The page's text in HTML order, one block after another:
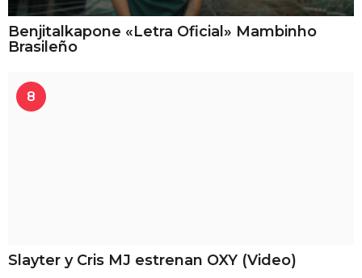
Benjitalkapone «Letra Oficial» Mambinho
Brasileño
8
Slayter y Cris MJ estrenan OXY (Video)